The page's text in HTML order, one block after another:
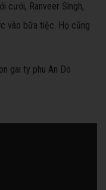
cưới, Ranveer Singh,
vào bữa tiệc. Họ cũng